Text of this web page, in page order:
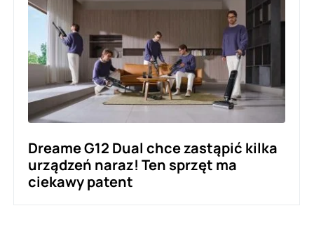
Dreame G12 Dual chce zastąpić kilka
urządzeń naraz! Ten sprzęt ma
ciekawy patent